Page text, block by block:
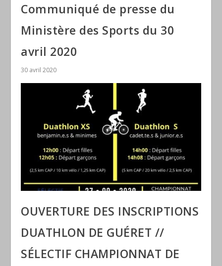
Communiqué de presse du
Ministère des Sports du 30
avril 2020
30 avril 2020
OUVERTURE DES INSCRIPTIONS
DUATHLON DE GUÉRET //
SÉLECTIF CHAMPIONNAT DE